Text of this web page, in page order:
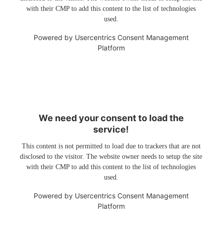
with their CMP to add this content to the list of technologies
used.
Powered by Usercentrics Consent Management
Platform
We need your consent to load the
service!
This content is not permitted to load due to trackers that are not
disclosed to the visitor. The website owner needs to setup the site
with their CMP to add this content to the list of technologies
used.
Powered by Usercentrics Consent Management
Platform